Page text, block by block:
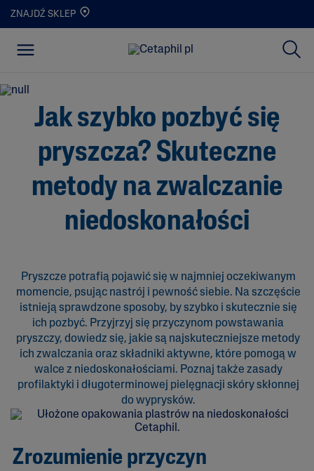
ZNAJDŹ SKLEP
Jak szybko pozbyć się
pryszcza? Skuteczne
metody na zwalczanie
niedoskonałości
Pryszcze potrafią pojawić się w najmniej oczekiwanym
momencie, psując nastrój i pewność siebie. Na szczęście
istnieją sprawdzone sposoby, by szybko i skutecznie się
ich pozbyć. Przyjrzyj się przyczynom powstawania
pryszczy, dowiedz się, jakie są najskuteczniejsze metody
ich zwalczania oraz składniki aktywne, które pomogą w
walce z niedoskonałościami. Poznaj także zasady
profilaktyki i długoterminowej pielęgnacji skóry skłonnej
do wyprysków.
Zrozumienie przyczyn